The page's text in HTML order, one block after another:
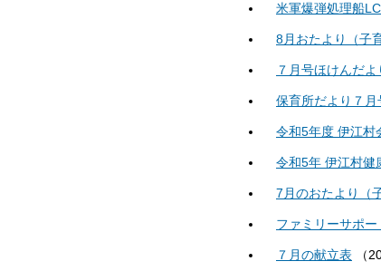
米軍爆弾処理船
8月おたより（子
７月号ほけんだよ
保育所だより７月
令和5年度 伊江村
令和5年 伊江村健
7月のおたより（
ファミリーサポ
７月の献立表 （